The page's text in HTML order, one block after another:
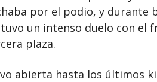
por el podio, y durante
un intenso duelo con el
plaza.
abierta hasta los últimos